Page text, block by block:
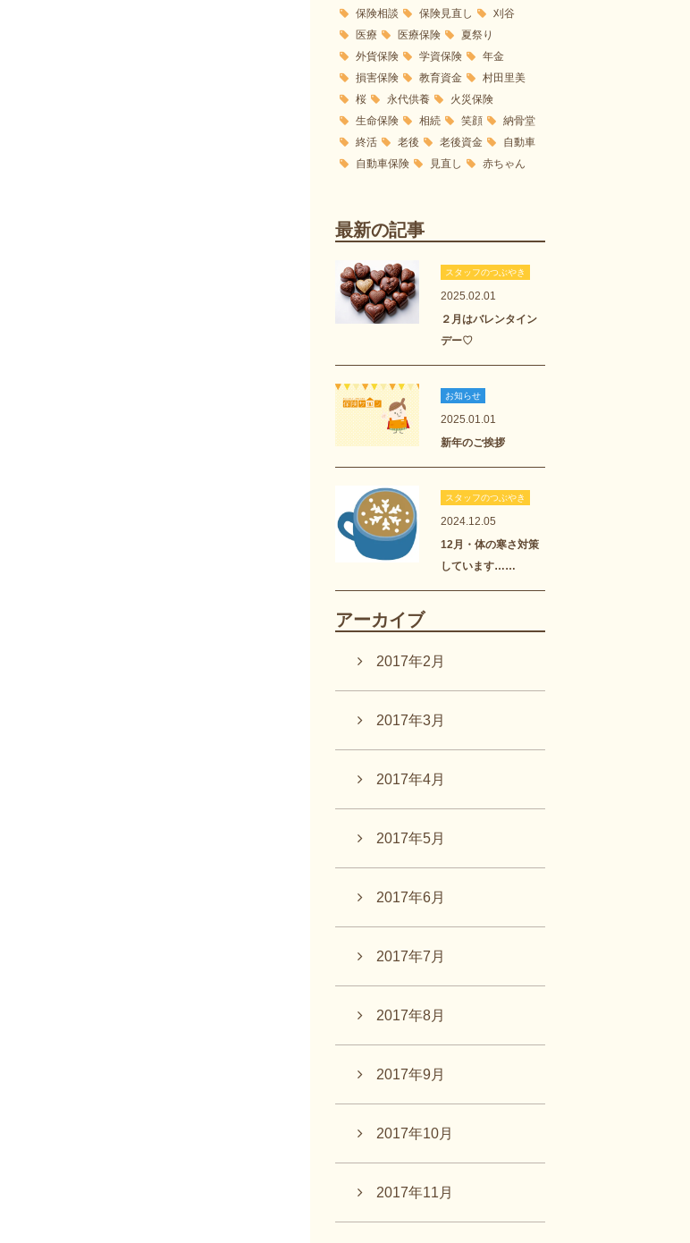
保険相談
保険見直し
刈谷
医療
医療保険
夏祭り
外貨保険
学資保険
年金
損害保険
教育資金
村田里美
桜
永代供養
火災保険
生命保険
相続 笑顔
納骨堂
終活
老後 老後資金
自動車
自動車保険
見直し 赤ちゃん
最新の記事
スタッフのつぶやき
2025.02.01
２月はバレンタイン
デー♡
お知らせ
2025.01.01
新年のご挨拶
スタッフのつぶやき
2024.12.05
12月・体の寒さ対策
しています……
アーカイブ
2017年2月
2017年3月
2017年4月
2017年5月
2017年6月
2017年7月
2017年8月
2017年9月
2017年10月
2017年11月